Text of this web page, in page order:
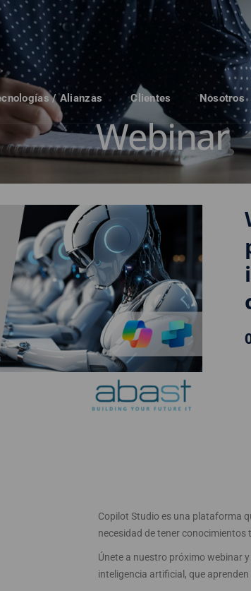
/ Alianzas Clientes Nosotros
Webinar
Copilot Studio es una plataforma
necesidad de tener conocimientos
Únete a nuestro próximo webinar
inteligencia artificial, que